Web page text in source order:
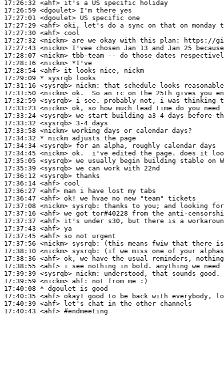
17:26:32 <ahf>
17:26:59 <dgoulet>
17:27:01 <dgoulet>
17:27:29 <ahf>
17:27:30 <ahf>
17:27:32 <nickm>
17:27:43 <nickm>
17:28:07 <nickm>
17:28:16 <nickm>
17:28:54 <ahf>
17:29:09 * sysrqb
looks
17:31:16 <sysrqb> nickm:
17:31:50 <nickm>
17:32:59 <sysrqb>
17:33:23 <nickm>
17:33:24 <sysrqb>
17:33:32 <sysrqb>
17:33:58 <nickm>
17:34:32 * nickm adjusts the page
17:34:34 <sysrqb>
17:34:45 <nickm>
17:35:05 <sysrqb>
17:35:39 <sysrqb>
17:36:12 <sysrqb>
17:36:14 <ahf>
17:36:27 <ahf>
17:36:47 <ahf>
17:37:08 <nickm> sysrqb:
17:37:16 <ahf>
17:37:37 <ahf>
17:37:43 <ahf>
17:37:45 <ahf>
17:37:56 <nickm> sysrqb:
17:38:10 <nickm> sysrqb:
17:38:36 <ahf>
17:38:55 <ahf>
17:39:39 <sysrqb> nickm:
17:39:59 <nickm> ahf:
17:40:08 * dgoulet
is good
17:40:35 <ahf>
17:40:39 <ahf>
17:40:43 <ahf> #endmeeting